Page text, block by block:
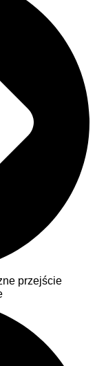
przejście